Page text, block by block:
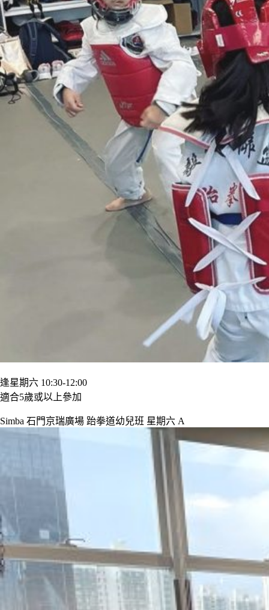
逢星期六 10:30-12:00
適合5歲或以上參加
Simba 石門京瑞廣場 跆拳道幼兒班 星期六 A